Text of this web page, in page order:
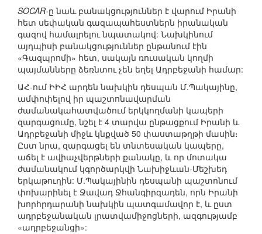
SOCAR-ը նաև բանակցություններ է վարում Իրանի
հետ սեփական գազապահեստներն իրանական
գազով համալրելու նպատակով: Նախկինում
այդպիսի բանակցություններ ընթանում էին
«Գազպրոմի» հետ, սակայն ռուսական կողմի
պայմանները ձեռնտու չեն եղել Ադրբեջանի համար:
ԱՀ-ում ԻԻՀ արդեն նախկին դեսպան Մ.Պակայինը,
ամփոփելով իր պաշտոնավարման
ժամանակահատվածում երկկողմանի կապերի
զարգացումը, նշել է 4 տարվա ընթացքում Իրանի և
Ադրբեջանի միջև կնքված 50 փաստաթղթի մասին։
Ըստ նրա, զարգացել են տնտեսական կապերը,
աճել է ավիաչվերթների քանակը, և որ մոտակա
ժամանակում կգործարկվի Նախիջևան-Մեշխեդ
երկաթուղին: Մ.Պակայինին դեսպանի պաշտոնում
փոխարինել է Ջավադ Ջհանգիրզադեն, որն Իրանի
խորհրդարանի նախկին պատգամավոր է, և ըստ
ադրբեջանական լրատվամիջոցների, ազգությամբ
«ադրբեջանցի»: